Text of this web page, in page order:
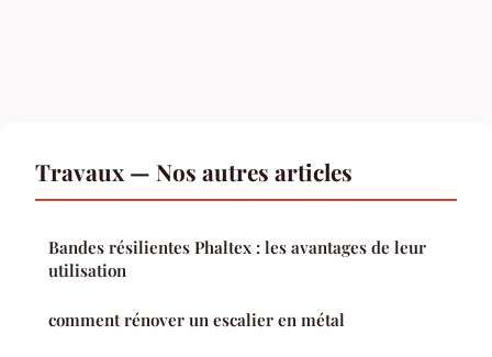
Travaux — Nos autres articles
Bandes résilientes Phaltex : les avantages de leur
utilisation
comment rénover un escalier en métal